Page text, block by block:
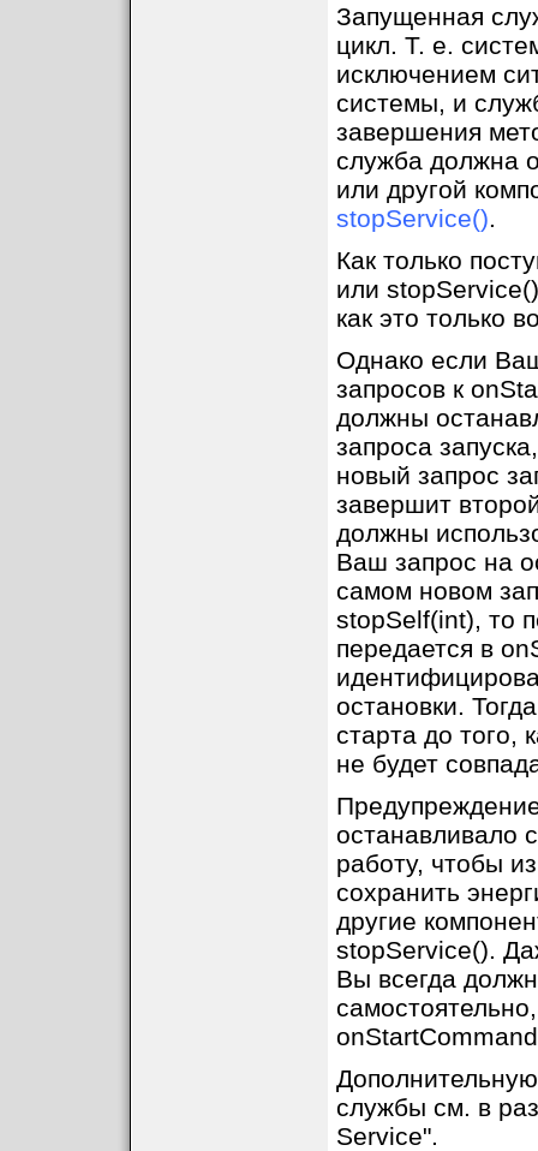
Запущенная
цикл. Т. е.
исключением
системы, и
завершения
служба должна
или другой
stopService().
Как только
или
как это только
Однако если
запросов к
должны
запроса
новый запрос
завершит
должны
Ваш запрос на
самом новом
stopSelf(int), то
передается в
остановки.
старта до того,
не будет
останавливало
работу, чтобы
сохранить
другие
stopService().
Вы всегда
службы см. в
Service".